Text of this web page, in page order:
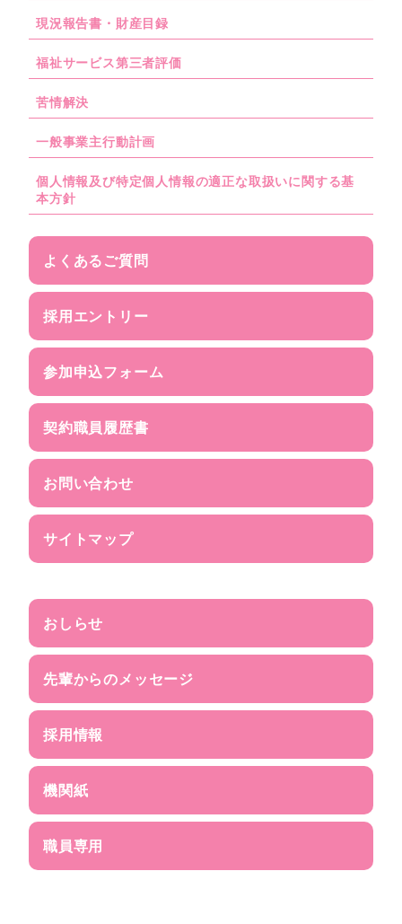
現況報告書・財産目録
福祉サービス第三者評価
苦情解決
一般事業主行動計画
個人情報及び特定個人情報の適正な取扱いに関する基
本方針
よくあるご質問
採用エントリー
参加申込フォーム
契約職員履歴書
お問い合わせ
サイトマップ
おしらせ
先輩からのメッセージ
採用情報
機関紙
職員専用